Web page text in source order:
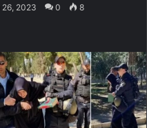
26, 2023 0 8